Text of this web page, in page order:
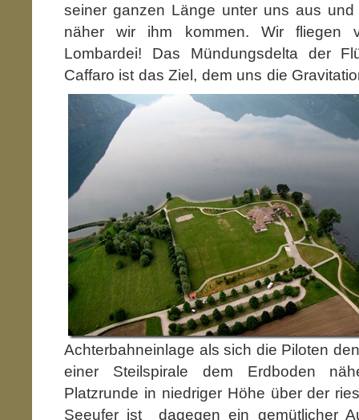
seiner ganzen Länge unter uns aus und
näher wir ihm kommen. Wir fliegen
Lombardei! Das Mündungsdelta der
Caffaro ist das Ziel, dem uns die
Achterbahneinlage als sich die Piloten
einer Steilspirale dem Erdboden
Platzrunde in niedriger Höhe über der
Seeufer ist dagegen ein gemütlicher